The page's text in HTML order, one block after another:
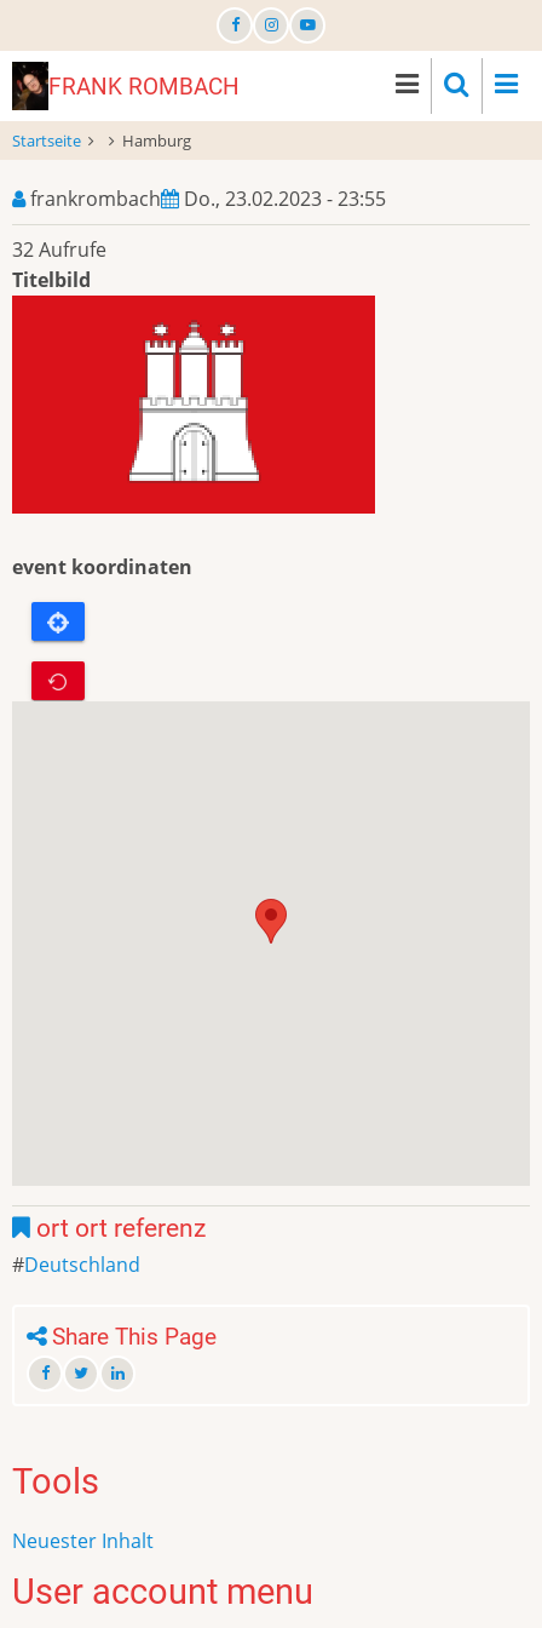
zum
InhaltFRANK ROMBACH
Startseite Hamburg
frankrombach
Do., 23.02.2023 - 23:55
32 Aufrufe
Titelbild
event koordinaten
ort ort referenz
Deutschland
Share This Page
Tools
Neuester Inhalt
User account menu